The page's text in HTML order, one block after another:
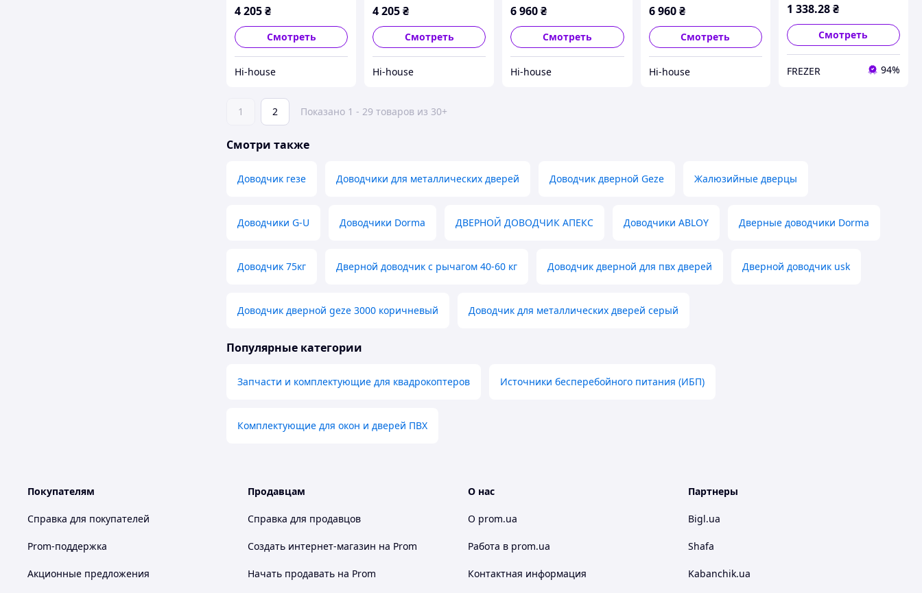
4 205₴
Смотреть
Hi-house
4 205₴
Смотреть
Hi-house
6 960₴
Смотреть
Hi-house
6 960 ₴
Смотреть
Hi-house
1 338.28₴
Смотреть
FREZER 94%
1 2 Показано 1 - 29 товаров из 30+
Смотри также
Доводчик гезе Доводчики для металлических дверей Доводчик дверной Geze Жалюзийные дверцы
Доводчики G-U Доводчики Dorma ДВЕРНОЙ ДОВОДЧИК АПЕКС Доводчики ABLOY Дверные доводчики Dorma
Доводчик 75кг Дверной доводчик с рычагом 40-60 кг Доводчик дверной для пвх дверей Дверной доводчик usk
Доводчик дверной geze 3000 коричневый Доводчик для металлических дверей серый
Популярные категории
Запчасти и комплектующие для квадрокоптеров Источники бесперебойного питания (ИБП)
Комплектующие для окон и дверей ПВХ
Покупателям
Справка для покупателей
Prom-поддержка
Акционные предложения
Продавцам
Справка для продавцов
Создать интернет-магазин на Prom
Начать продавать на Prom
О нас
О prom.ua
Работа в prom.ua
Контактная информация
Партнеры
Bigl.ua
Shafa
Kabanchik.ua